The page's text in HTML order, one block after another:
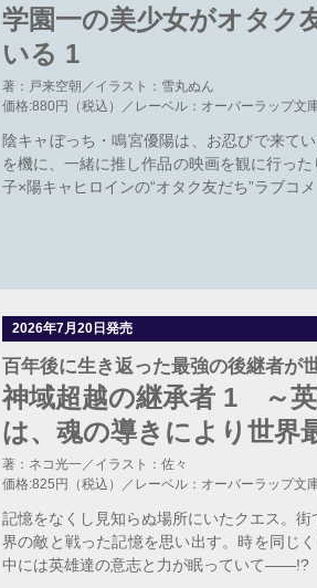
学園一の美少女がオタク
いる 1
著：戸来空朝／イラスト：雪丸ぬん
価格:880円（税込）／レーベル：オーバーラップ文
陰キャぼっち・鳴宮優陽は、お忍びで来て
を機に、一緒に推し作品の映画を観に行
子×陽キャヒロインの“オタク友だち”ラブコメ
2026年7月20日発売
百年後に生き返った最強の後継者が
神域超越の継承者 1 ～
は、魂の導きにより世界
著：ネコ光一／イラスト：佐々
価格:825円（税込）／レーベル：オーバーラップ文
記憶をなくし見知らぬ場所にいたクエス。
界の敵と戦った記憶を思い出す。時を同じ
中には英雄達の意志と力が眠っていて――!?